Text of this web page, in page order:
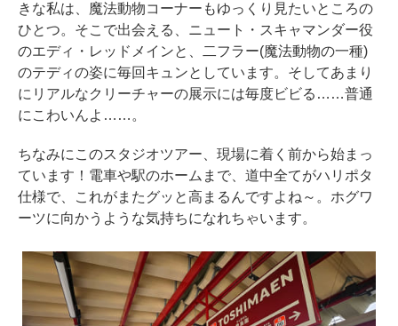
きな私は、魔法動物コーナーもゆっくり見たいところの
ひとつ。そこで出会える、ニュート・スキャマンダー役
のエディ・レッドメインと、二フラー(魔法動物の一種)
のテディの姿に毎回キュンとしています。そしてあまり
にリアルなクリーチャーの展示には毎度ビビる……普通
にこわいんよ……。
ちなみにこのスタジオツアー、現場に着く前から始まっ
ています！電車や駅のホームまで、道中全てがハリポタ
仕様で、これがまたグッと高まるんですよね～。ホグワ
ーツに向かうような気持ちになれちゃいます。